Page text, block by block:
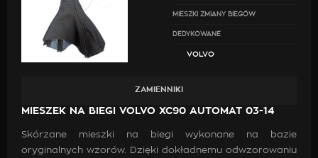
MIESZKI ZMIANY BIEGÓW
DEDYKOWANE
VOLVO
ZAMIENNIKI
MIESZEK NA BIEGI VOLVO XC90 AUTOMAT 03-14
Skórzane mieszki na biegi wykonane na bazie
oryginalnych wzorów. Dzięki dokładnemu odwzorowaniu